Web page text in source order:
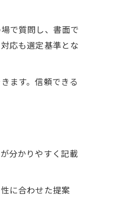
で質問し、書面で
応も選定基準とな
ます。信頼できる
分かりやすく記載
に合わせた提案